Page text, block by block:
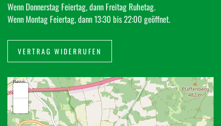
Wenn Donnerstag Feiertag, dann Freitag Ruhetag.
Wenn Montag Feiertag, dann 13:30 bis 22:00 geöffnet.
VERTRAG WIDERRUFEN